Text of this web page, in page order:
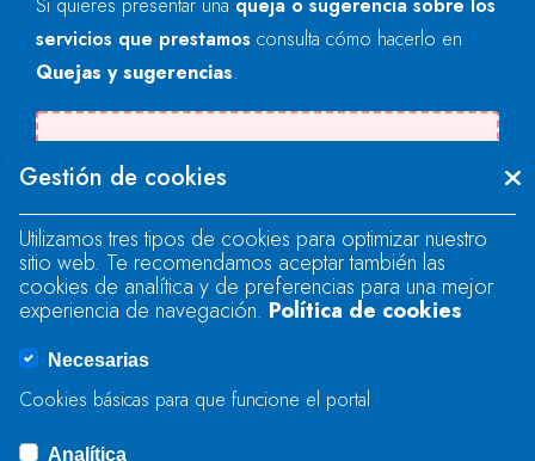
Si quieres presentar una queja o sugerencia sobre los
servicios que prestamos consulta cómo hacerlo en
Quejas y sugerencias.
"text".
Se produjo un error al cargar el campo
"text".
Se produjo un error al cargar el campo
Gestión de cookies
Utilizamos tres tipos de cookies para optimizar nuestro
sitio web. Te recomendamos aceptar también las
cookies de analítica y de preferencias para una mejor
experiencia de navegación. Política de cookies
Necesarias
Cookies básicas para que funcione el portal
Analítica